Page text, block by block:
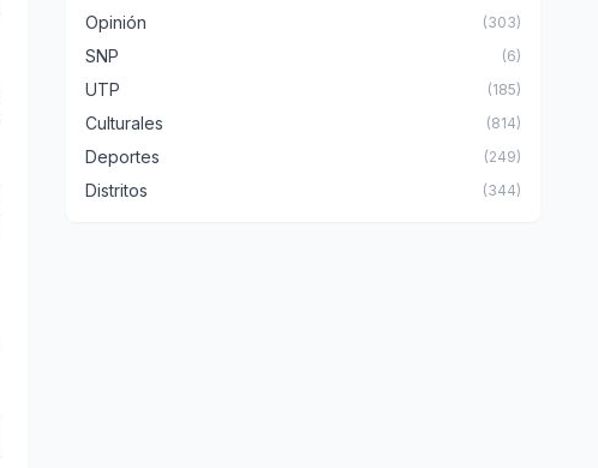
Opinión (303)
SNP (6)
UTP (185)
Culturales (814)
Deportes (249)
Distritos (344)